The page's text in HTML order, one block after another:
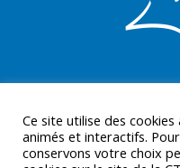
Ce site utilise des
animés et interactifs.
conservons votre choix